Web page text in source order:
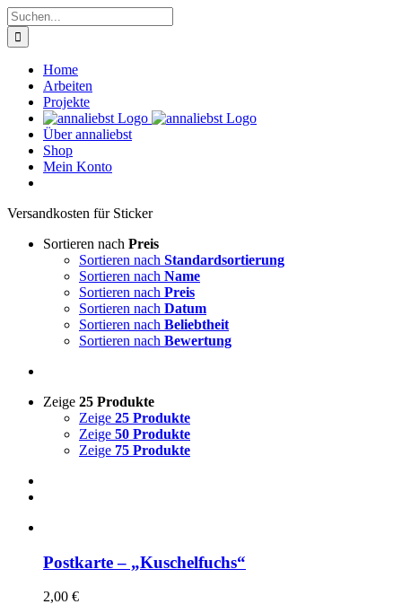
Zum
Inhalt
springen
Suche
nach:
Home
Arbeiten
Projekte
Über annaliebst
Shop
Mein Konto
Ver­sand­kos­ten für Sti­cker
Sortieren nach Preis
Sortieren nach Standardsortierung
Sortieren nach Name
Sortieren nach Preis
Sortieren nach Datum
Sortieren nach Beliebtheit
Sortieren nach Bewertung
Zeige 25 Produkte
Zeige 25 Produkte
Zeige 50 Produkte
Zeige 75 Produkte
Postkarte – „Kuschelfuchs“
2,00 €